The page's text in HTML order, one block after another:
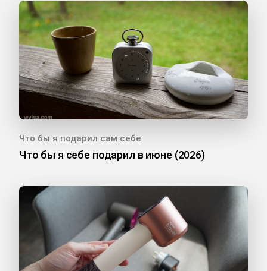
Что бы я подарил сам себе
Что бы я себе подарил в июне (2026)